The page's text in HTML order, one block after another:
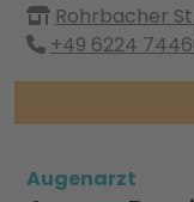
Rohrbacher
+49 6224
Augenarzt